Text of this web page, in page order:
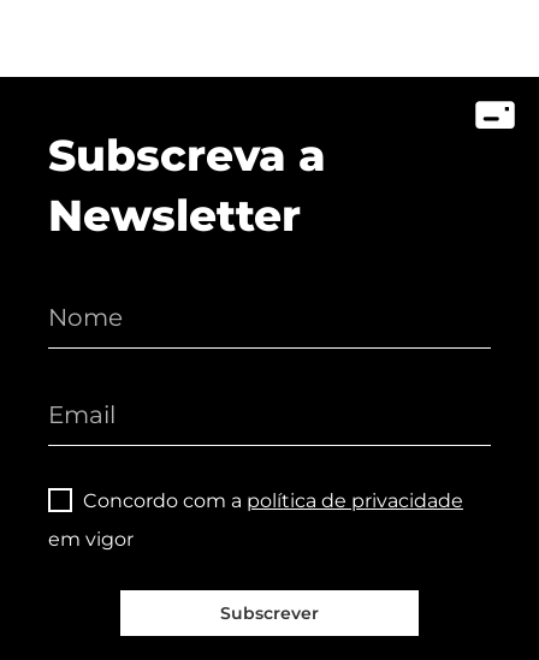
Subscreva a
Newsletter
Concordo com a política de privacidade
em vigor
Subscrever